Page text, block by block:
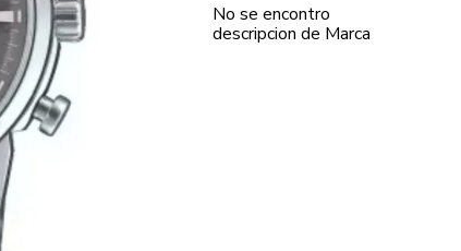
No se encontro
descripcion de Marca